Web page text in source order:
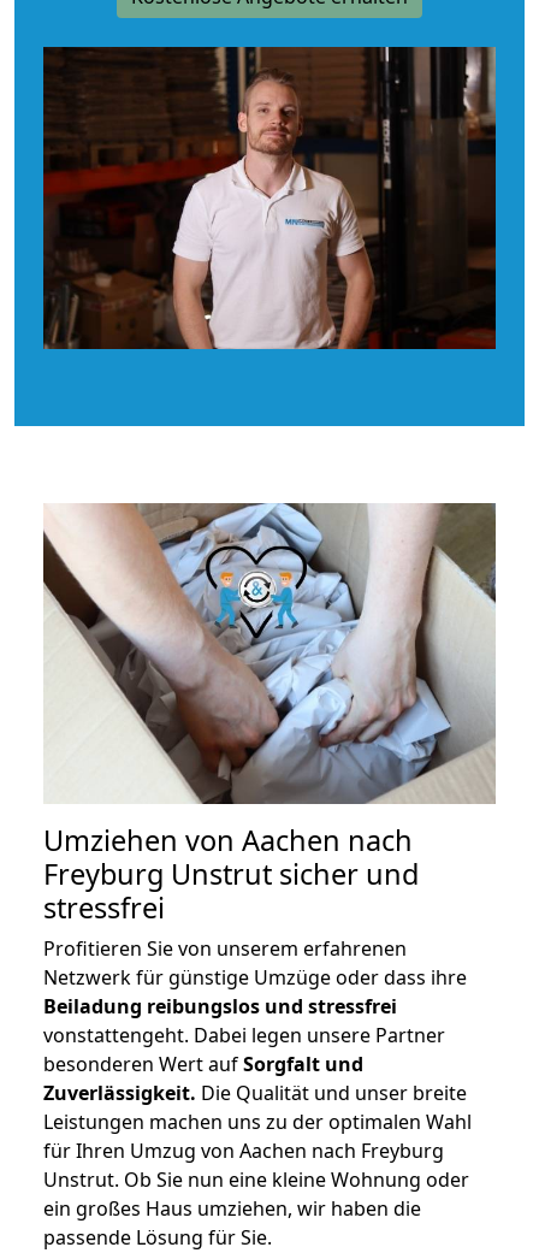
Umziehen von Aachen nach
Freyburg Unstrut sicher und
stressfrei
Profitieren Sie von unserem erfahrenen
Netzwerk für günstige Umzüge oder dass ihre
Beiladung reibungslos und stressfrei
vonstattengeht. Dabei legen unsere Partner
besonderen Wert aufSorgfalt und
Zuverlässigkeit. Die Qualität und unser breite
Leistungen machen uns zu der optimalen Wahl
für Ihren Umzug von Aachen nach Freyburg
Unstrut. Ob Sie nun eine kleine Wohnung oder
ein großes Haus umziehen, wir haben die
passende Lösung für Sie.